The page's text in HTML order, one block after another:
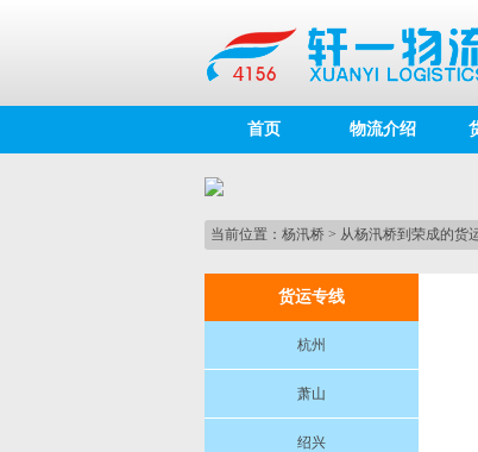
首页 物流介绍
当前位置： 杨汛桥 > 从杨汛桥到荣成的货
货运专线
杭州
萧山
绍兴